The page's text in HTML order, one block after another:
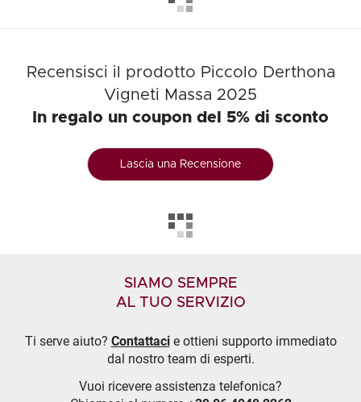
Recensisci il prodotto Piccolo Derthona
Vigneti Massa 2025
In regalo un coupon del 5% di sconto
Lascia una Recensione
SIAMO SEMPRE
AL TUO SERVIZIO
Ti serve aiuto? Contattacie ottieni supporto immediato
dal nostro team di esperti.
Vuoi ricevere assistenza telefonica?